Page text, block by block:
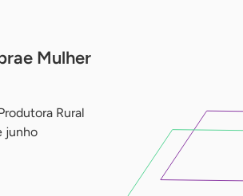
Mulher
Rural
junho